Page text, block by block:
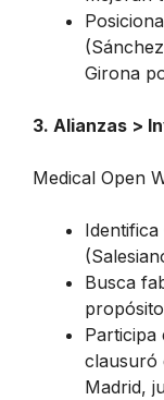
Girona
3. Alianzas >
Medical Open
Busca
Participa
clausuró
Madrid,